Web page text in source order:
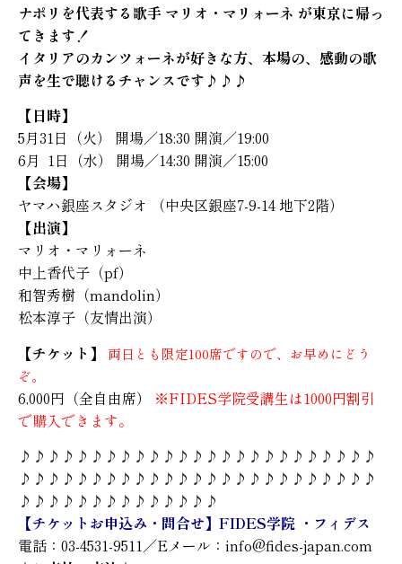
ナポリを代表する歌手 マリオ・マリォーネ が東京に帰っ
てきます！
イタリアのカンツォーネが好きな方、本場の、感動の歌
声を生で聴けるチャンスです♪♪♪
【日時】
5月31日（火） 開場／18:30 開演／19:00
6月 1日（水） 開場／14:30 開演／15:00
【会場】
ヤマハ銀座スタジオ （中央区銀座7-9-14 地下2階）
【出演】
マリオ・マリォーネ
中上香代子（pf）
和智秀樹（mandolin）
松本淳子（友情出演）
【チケット】
両日とも限定100席ですので、お早めにどう
ぞ。
6,000円（全自由席） ※FIDES学院受講生は1000円割引
で購入できます。
♪♪♪♪♪♪♪♪♪♪♪♪♪♪♪♪♪♪♪♪♪♪♪♪♪
♪♪♪♪♪♪♪♪♪♪♪♪♪♪♪♪♪♪♪♪♪♪♪♪♪
♪♪♪♪♪♪♪♪♪♪♪♪♪♪
【チケットお申込み・問合せ】FIDES学院 ・フィデス
電話：03-4531-9511／Eメール：info@fides-japan.com